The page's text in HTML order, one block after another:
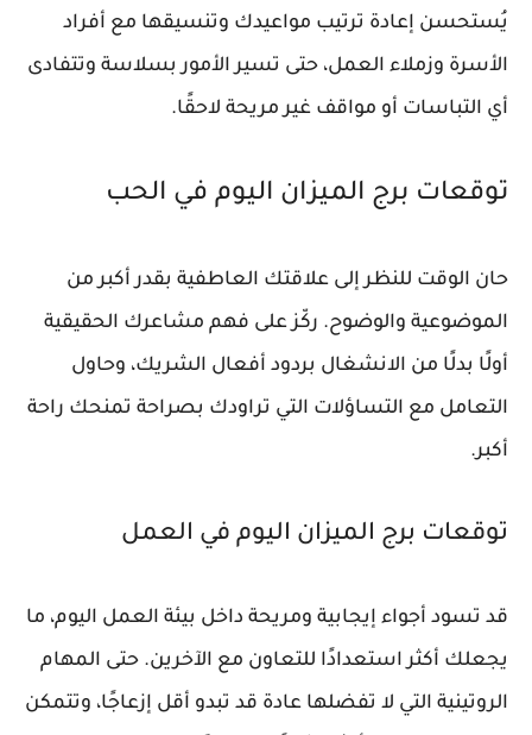
يُستحسن إعادة ترتيب مواعيدك وتنسيقها مع أفراد
الأسرة وزملاء العمل، حتى تسير الأمور بسلاسة وتتفادى
أي التباسات أو مواقف غير مريحة لاحقًا.
توقعات برج الميزان اليوم في الحب
حان الوقت للنظر إلى علاقتك العاطفية بقدر أكبر من
الموضوعية والوضوح. ركّز على فهم مشاعرك الحقيقية
أولًا بدلًا من الانشغال بردود أفعال الشريك، وحاول
التعامل مع التساؤلات التي تراودك بصراحة تمنحك راحة
أكبر.
توقعات برج الميزان اليوم في العمل
قد تسود أجواء إيجابية ومريحة داخل بيئة العمل اليوم، ما
يجعلك أكثر استعدادًا للتعاون مع الآخرين. حتى المهام
الروتينية التي لا تفضلها عادة قد تبدو أقل إزعاجًا، وتتمكن